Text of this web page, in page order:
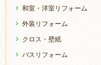
和室・洋室リフォーム
外装リフォーム
クロス・壁紙
バスリフォーム